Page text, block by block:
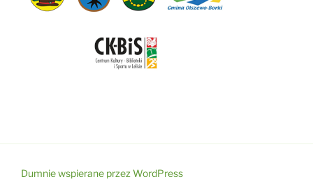
Dumnie wspierane przez WordPress